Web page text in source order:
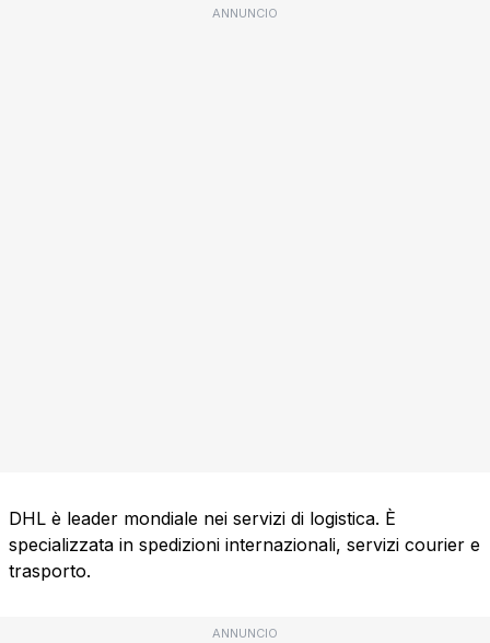
ANNUNCIO
DHL è leader mondiale nei servizi di logistica. È
specializzata in spedizioni internazionali, servizi courier e
trasporto.
ANNUNCIO